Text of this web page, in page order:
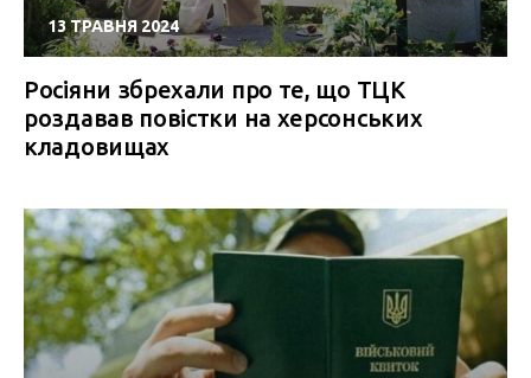
13 ТРАВНЯ 2024
Росіяни збрехали про те, що ТЦК
роздавав повістки на херсонських
кладовищах